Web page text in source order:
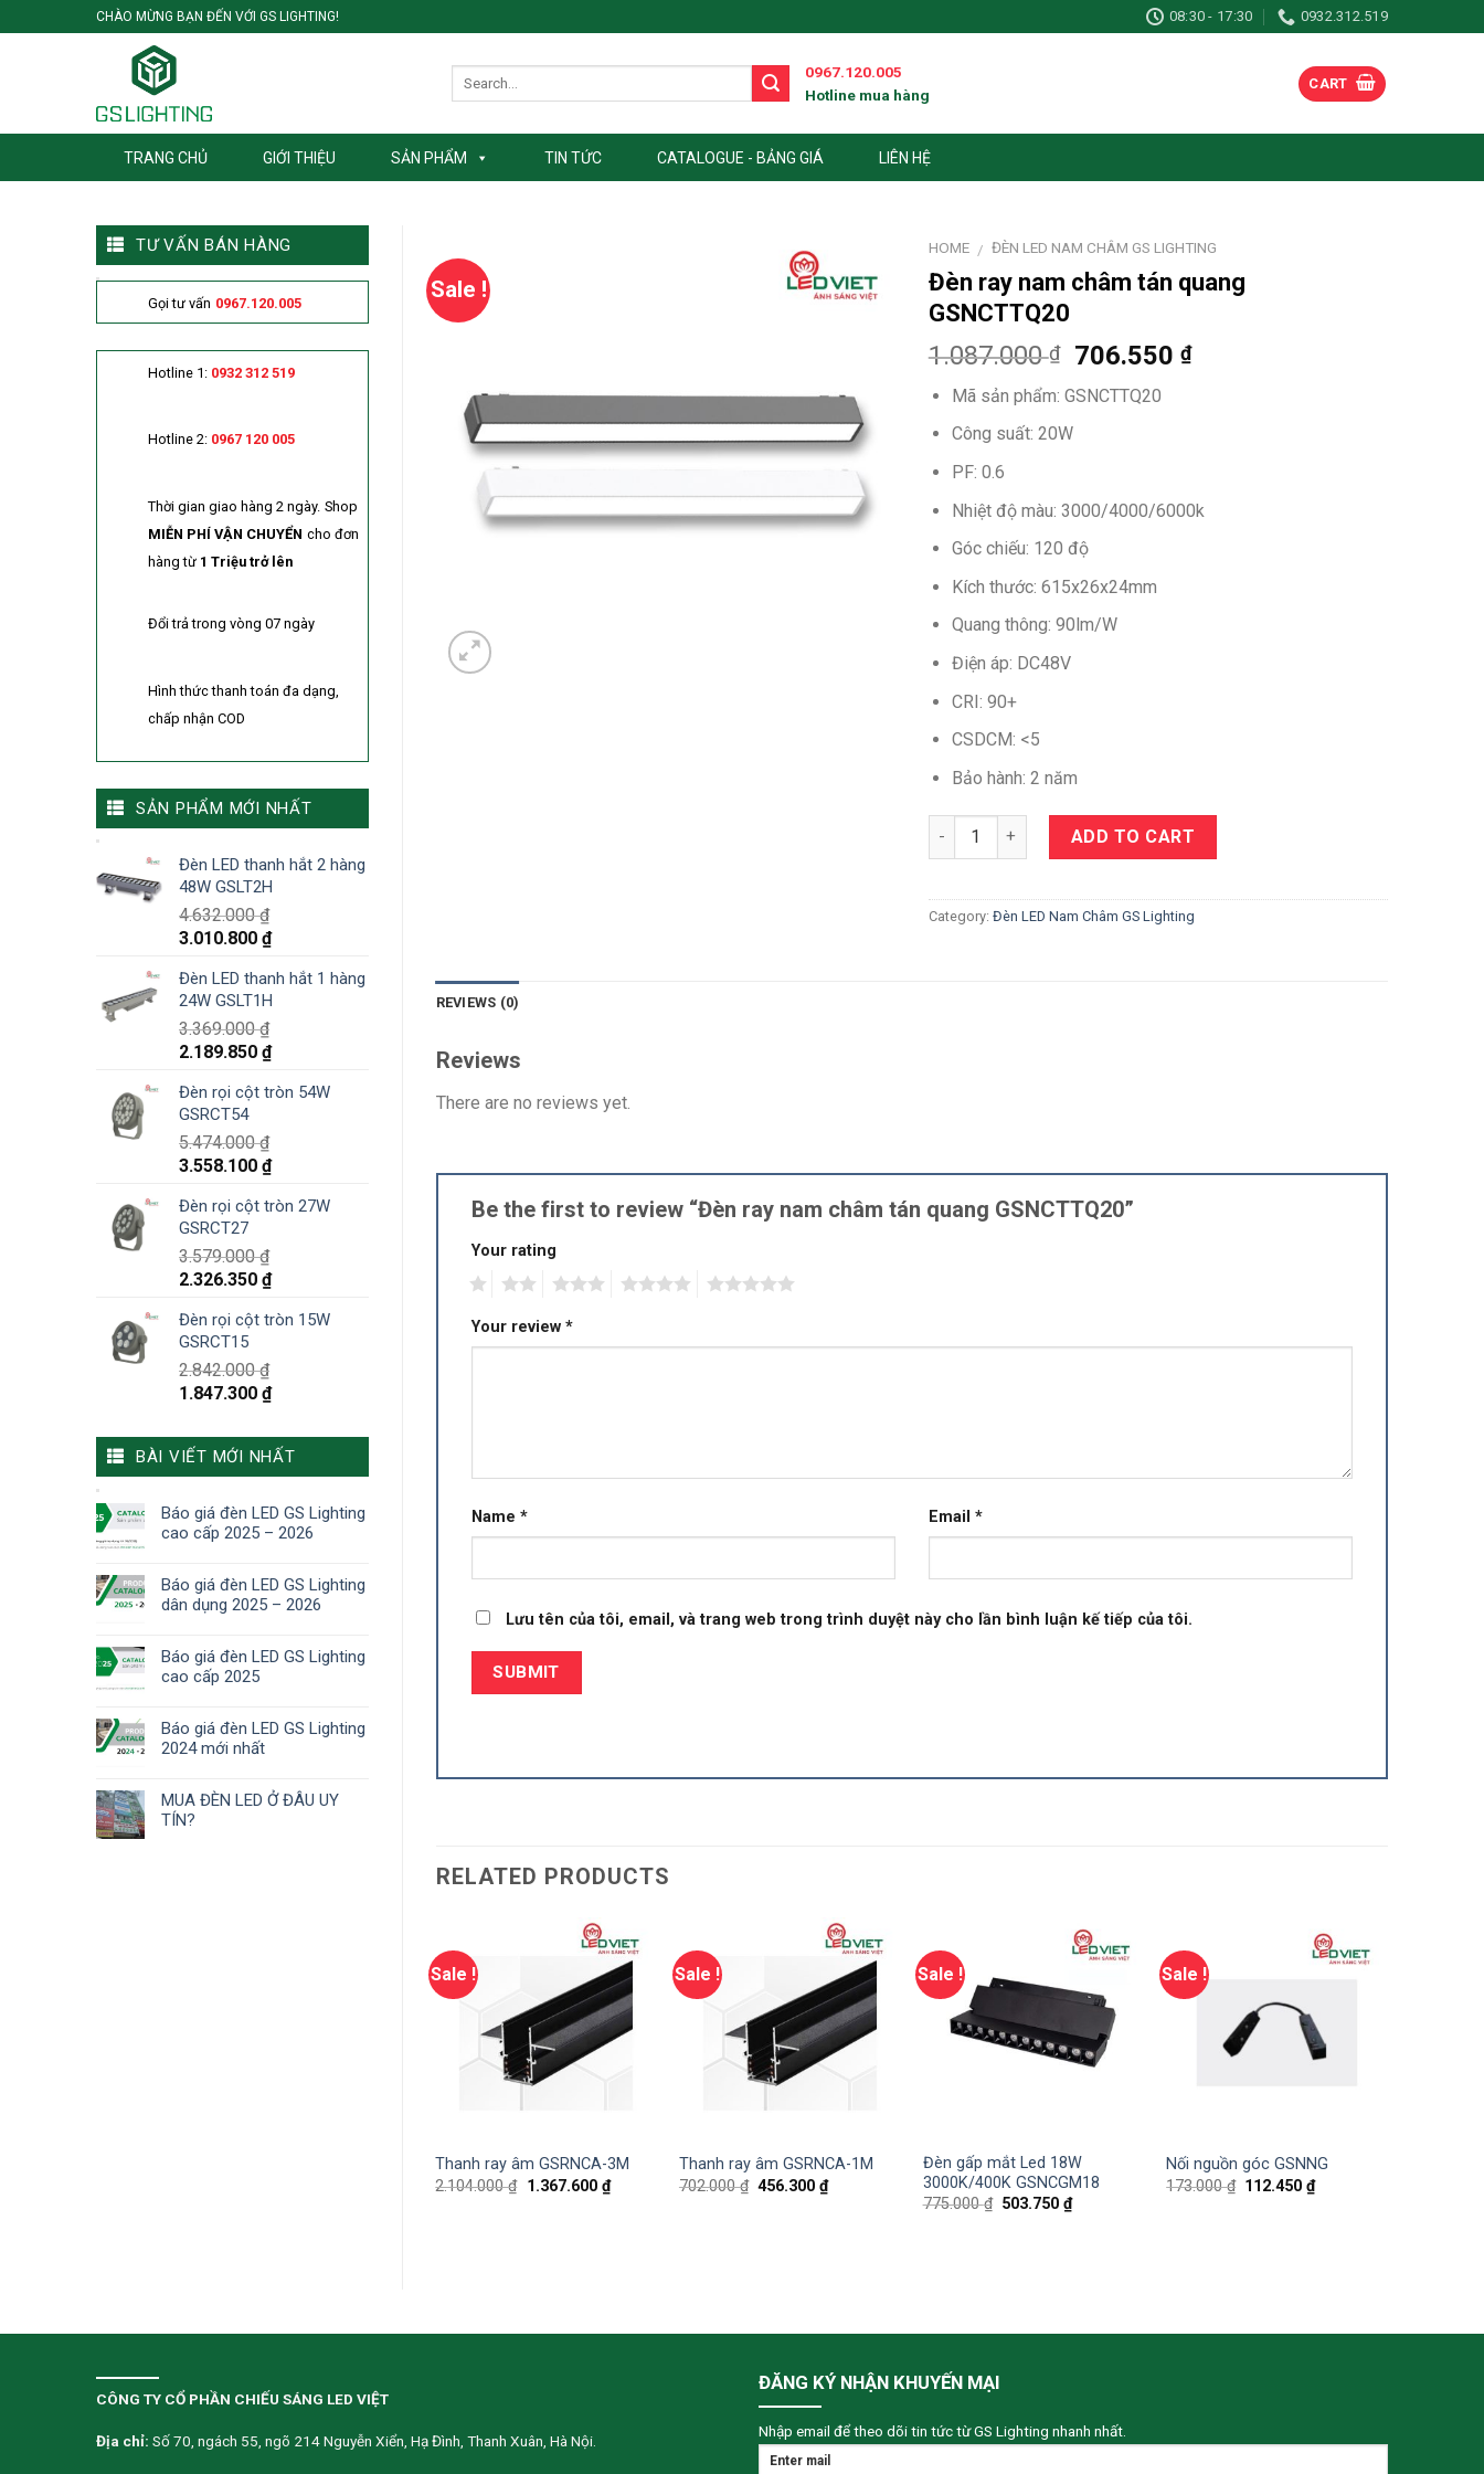
to
CHÀO MỪNG BẠN ĐẾN VỚI GS LIGHTING! 08:30 - 17:30 0932.312.519
0967.120.005
Hotline mua hàng
CART
TRANG CHỦ GIỚI THIỆU SẢN PHẨM TIN TỨC CATALOGUE - BẢNG GIÁ LIÊN HỆ
Sale !
HOME / ĐÈN LED NAM CHÂM GS LIGHTING
Đèn ray nam châm tán quang
GSNCTTQ20
1.087.000₫ 706.550 ₫
Mã sản phẩm: GSNCTTQ20
Công suất: 20W
PF: 0.6
Nhiệt độ màu: 3000/4000/6000k
Góc chiếu: 120 độ
Kích thước: 615x26x24mm
Quang thông: 90lm/W
Điện áp: DC48V
CRI: 90+
CSDCM: <5
Bảo hành: 2 năm
Quantity ADD TO CART
Category: Đèn LED Nam Châm GS Lighting
REVIEWS (0)
Reviews
There are no reviews yet.
Be the first to review “Đèn ray nam châm tán quang GSNCTTQ20”
Your rating
Your review *
Name * Email *
Lưu tên của tôi, email, và trang web trong trình duyệt này cho lần bình luận kế tiếp của tôi.
RELATED PRODUCTS
Sale !
Thanh ray âm GSRNCA-3M
2.104.000₫ 1.367.600 ₫
Sale !
Thanh ray âm GSRNCA-1M
702.000₫ 456.300₫
Sale !
Đèn gấp mắt Led 18W
3000K/400K GSNCGM18
775.000₫ 503.750 ₫
Sale !
Nối nguồn góc GSNNG
173.000₫ 112.450₫
TƯ VẤN BÁN HÀNG
Gọi tư vấn 0967.120.005
Hotline 1: 0932 312 519
Hotline 2: 0967 120 005
Thời gian giao hàng 2 ngày. Shop
MIỄN PHÍ VẬN CHUYỂN cho đơn
hàng từ 1 Triệu trở lên
Đổi trả trong vòng 07 ngày
Hình thức thanh toán đa dạng,
chấp nhận COD
SẢN PHẨM MỚI NHẤT
Đèn LED thanh hắt 2 hàng
48W GSLT2H
4.632.000₫
3.010.800 ₫
Đèn LED thanh hắt 1 hàng
24W GSLT1H
3.369.000₫
2.189.850 ₫
Đèn rọi cột tròn 54W
GSRCT54
5.474.000₫
3.558.100 ₫
Đèn rọi cột tròn 27W
GSRCT27
3.579.000₫
2.326.350 ₫
Đèn rọi cột tròn 15W
GSRCT15
2.842.000₫
1.847.300 ₫
BÀI VIẾT MỚI NHẤT
Báo giá đèn LED GS Lighting
cao cấp 2025 – 2026
Báo giá đèn LED GS Lighting
dân dụng 2025 – 2026
Báo giá đèn LED GS Lighting
cao cấp 2025
Báo giá đèn LED GS Lighting
2024 mới nhất
MUA ĐÈN LED Ở ĐÂU UY
TÍN?
CÔNG TY CỔ PHẦN CHIẾU SÁNG LED VIỆT
Địa chỉ: Số 70, ngách 55, ngõ 214 Nguyễn Xiển, Hạ Đình, Thanh Xuân, Hà Nội.
ĐĂNG KÝ NHẬN KHUYẾN MẠI
Nhập email để theo dõi tin tức từ GS Lighting nhanh nhất.